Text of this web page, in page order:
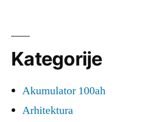
Kategorije
Akumulator 100ah
Arhitektura